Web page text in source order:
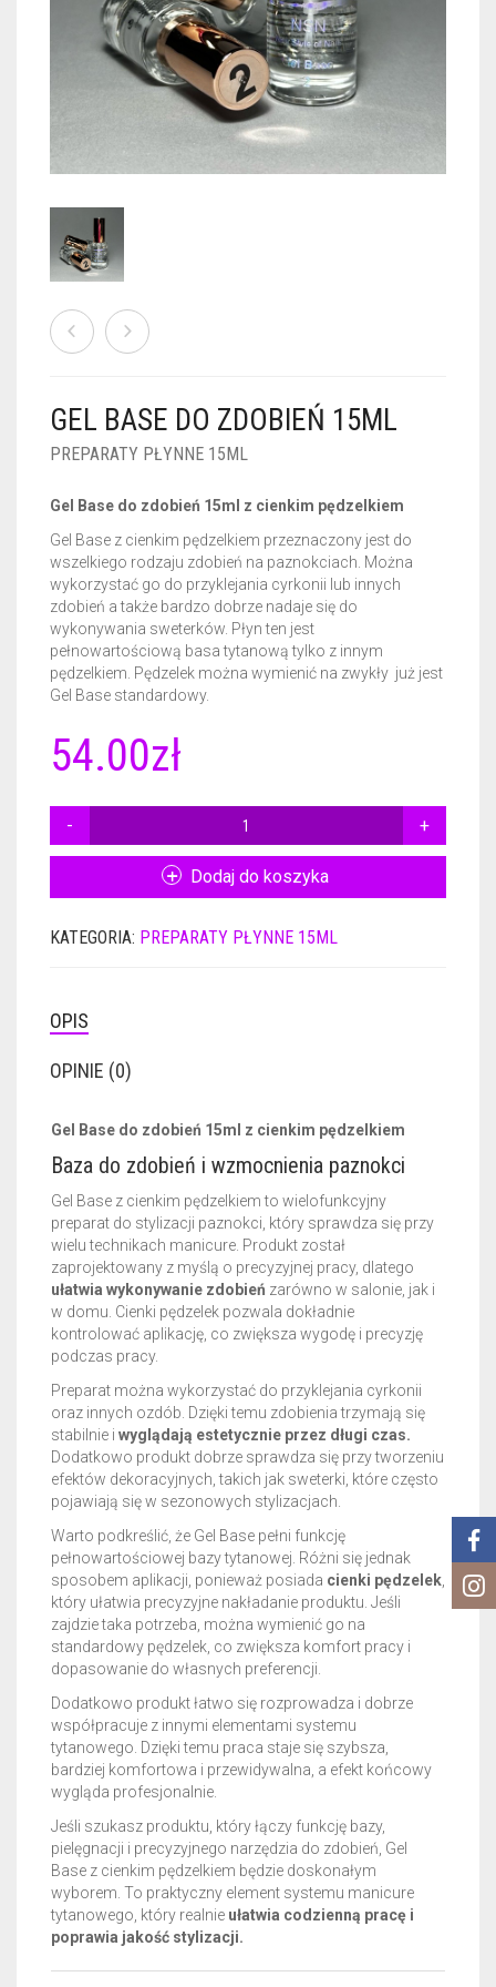
PUDRY BROKATOWE
PUDRY Z DROBINKAMI
PUDRY KOLOR PUR
PUDRY BUDUJĄCE
PUDRY DO FRENCH
PUDRY GALAXY
PUDRY ŚWIECĄCE
FOIL DIP
GEL BASE 50ML
ACTIVATOR 50ML
ACTIVATOR POWER 50ML
GEL TOP 50ML
BRUSH SAVER 50ML
NAIL PREP 15ML
GEL BASE 15ML
GEL BASE + GEL TOP 15ML
GEL BASE DO ZDOBIEŃ 15ML
ACTIVATOR 15ML
NURSING OIL 15ML
BRUSH SAVER 15ML
CERTYFIKATY DERMATOLOGICZNE
AKCESORIA
RÓŻNE AKCESORIA
FREZY
FRENCH DIP NSN
GADŻETY REKLAMOWE
PLAKAT
ULOTKI
GEL BASE DO ZDOBIEŃ 15ML
PREPARATY PŁYNNE 15ML
Gel Base do zdobień 15ml z cienkim pędzelkiem
Gel Base z cienkim pędzelkiem przeznaczony jest do
wszelkiego rodzaju zdobień na paznokciach. Można
wykorzystać go do przyklejania cyrkonii lub innych
zdobień a także bardzo dobrze nadaje się do
wykonywania sweterków. Płyn ten jest
pełnowartościową basa tytanową tylko z innym
pędzelkiem. Pędzelek można wymienić na zwykły już jest
Gel Base standardowy.
54.00zł
GEL
15ML
Dodaj do koszyka
KATEGORIA: PREPARATY PŁYNNE 15ML
OPIS
OPINIE (0)
Gel Base do zdobień 15ml z cienkim pędzelkiem
Baza do zdobień i wzmocnienia paznokci
Gel Base z cienkim pędzelkiem to wielofunkcyjny
preparat do stylizacji paznokci, który sprawdza się przy
wielu technikach manicure. Produkt został
zaprojektowany z myślą o precyzyjnej pracy, dlatego
ułatwia wykonywanie zdobień zarówno w salonie, jak i
w domu. Cienki pędzelek pozwala dokładnie
kontrolować aplikację, co zwiększa wygodę i precyzję
podczas pracy.
Preparat można wykorzystać do przyklejania cyrkonii
oraz innych ozdób. Dzięki temu zdobienia trzymają się
stabilnie i wyglądają estetycznie przez długi czas.
Dodatkowo produkt dobrze sprawdza się przy tworzeniu
efektów dekoracyjnych, takich jak sweterki, które często
pojawiają się w sezonowych stylizacjach.
Warto podkreślić, że Gel Base pełni funkcję
pełnowartościowej bazy tytanowej. Różni się jednak
sposobem aplikacji, ponieważ posiada cienki pędzelek
który ułatwia precyzyjne nakładanie produktu. Jeśli
zajdzie taka potrzeba, można wymienić go na
standardowy pędzelek, co zwiększa komfort pracy i
dopasowanie do własnych preferencji.
Dodatkowo produkt łatwo się rozprowadza i dobrze
współpracuje z innymi elementami systemu
tytanowego. Dzięki temu praca staje się szybsza,
bardziej komfortowa i przewidywalna, a efekt końcowy
wygląda profesjonalnie.
Jeśli szukasz produktu, który łączy funkcję bazy,
pielęgnacji i precyzyjnego narzędzia do zdobień, Gel
Base z cienkim pędzelkiem będzie doskonałym
wyborem. To praktyczny element systemu manicure
tytanowego, który realnie ułatwia codzienną pracę i
poprawia jakość stylizacji.